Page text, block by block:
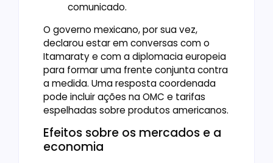
comunicado.
O governo mexicano, por sua vez,
declarou estar em conversas com o
Itamaraty e com a diplomacia europeia
para formar uma frente conjunta contra
a medida. Uma resposta coordenada
pode incluir ações na OMC e tarifas
espelhadas sobre produtos americanos.
Efeitos sobre os mercados e a
economia